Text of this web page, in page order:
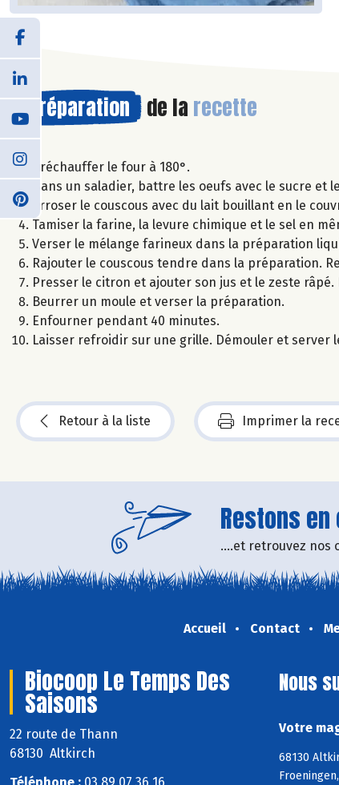
Préparation de la recette
Préchauffer le four à 180°.
Dans un saladier, battre les oeufs avec le sucre et
Arroser le couscous avec du lait bouillant en le
Tamiser la farine, la levure chimique et le sel en
Verser le mélange farineux dans la préparation
Rajouter le couscous tendre dans la préparation.
Presser le citron et ajouter son jus et le zeste
Beurrer un moule et verser la préparation.
Enfourner pendant 40 minutes.
Laisser refroidir sur une grille. Démouler et server
Retour à la liste Imprimer la
Restons
....et retrouvez nos
Accueil Contact
Biocoop Le Temps Des
Saisons
22 route de Thann
68130 Altkirch
Nous
Votre
68130